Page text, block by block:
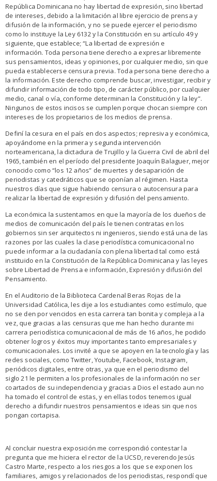
República Dominicana no hay libertad de expresión, sino libertad
de intereses, debido a la limitación al libre ejercicio de prensa y
difusión de la información, y no se puede ejercer el periodismo
como lo instituye la Ley 6132 y la Constitución en su artículo 49 y
siguiente, que establece; “La libertad de expresión e
información. Toda persona tiene derecho a expresar libremente
sus pensamientos, ideas y opiniones, por cualquier medio, sin que
pueda establecerse censura previa. Toda persona tiene derecho a
la información. Este derecho comprende buscar, investigar, recibir y
difundir información de todo tipo, de carácter público, por cualquier
medio, canal o vía, conforme determinan la Constitución y la ley”.
Ningunos de estos incisos se cumplen porque chocan siempre con
intereses de los propietarios de los medios de prensa.
Definí la cesura en el país en dos aspectos; represiva y económica,
apoyándome en la primera y segunda intervención
norteamericana, la dictadura de Trujillo y la Guerra Civil de abril del
1965, también en el período del presidente Joaquín Balaguer, mejor
conocido como “los 12 años” de muertes y desaparición de
periodistas y catedráticos que se oponían al régimen. Hasta
nuestros días que sigue habiendo censura o autocensura para
realizar la libertad de expresión y difusión del pensamiento.
La económica la sustentamos en que la mayoría de los dueños de
medios de comunicación del país le tienen contratas en los
gobiernos sin ser arquitectos ni ingenieros, siendo está una de las
razones por las cuales la clase periodística comunicacional no
puede informar a la ciudadanía con plena libertad tal como está
instituido en la Constitución de la República Dominicana y las leyes
sobre Libertad de Prensa e información, Expresión y difusión del
Pensamiento.
En el Auditorio de la Biblioteca Cardenal Beras Rojas de la
Universidad Católica, les dije a los estudiantes como estímulo, que
no se den por vencidos en esta carrera tan bonita y compleja a la
vez, que gracias a las censuras que me han hecho durante mi
carrera periodística comunicacional de más de 16 años, he podido
obtener logros y éxitos muy importantes tanto empresariales y
comunicacionales. Los invité a que se apoyen en la tecnología y las
redes sociales, como Twitter, Youtube, Facebook, Instagram,
periódicos digitales, entre otras, ya que en el periodismo del
siglo 21 le permiten a los profesionales de la información no ser
coartados de su independencia y gracias a Dios el estado aun no
ha tomado el control de estas, y en ellas todos tenemos igual
derecho a difundir nuestros pensamientos e ideas sin que nos
pongan cortapisa.
Al concluir nuestra exposición me correspondió contestar la
pregunta que me hiciera el rector de la UCSD, reverendo Jesús
Castro Marte, respecto a los riesgos a los que se exponen los
familiares, amigos y relacionados de los periodistas, respondí que